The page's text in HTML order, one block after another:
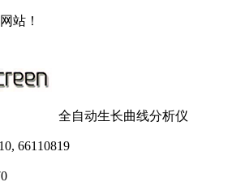
站！
全自动生长曲线分析仪
66110819